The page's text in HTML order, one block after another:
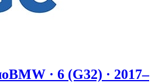
BMW · 6 (G32) · 2017–